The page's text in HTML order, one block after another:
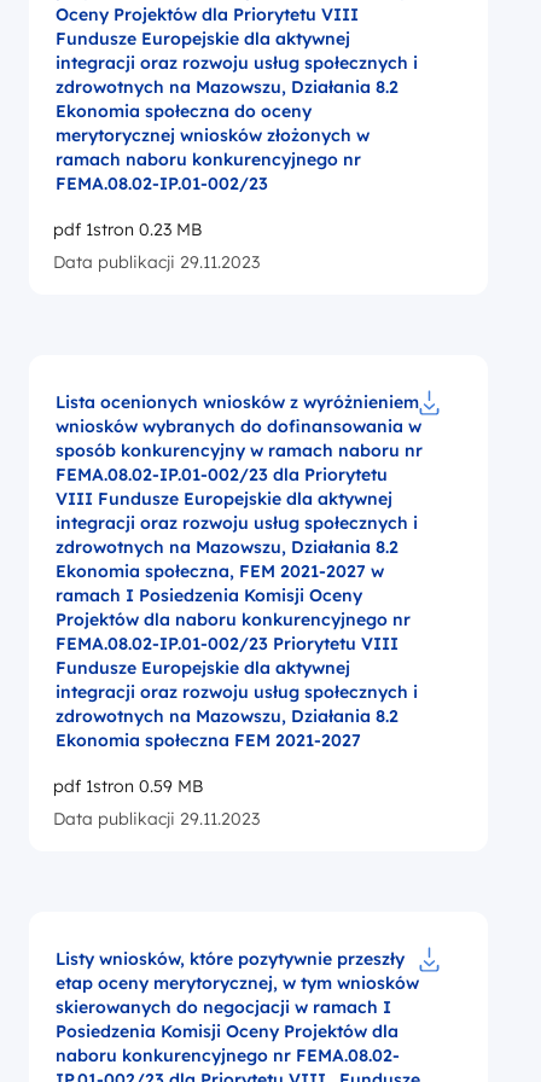
Oceny Projektów dla Priorytetu VIII
Fundusze Europejskie dla aktywnej
integracji oraz rozwoju usług społecznych i
zdrowotnych na Mazowszu, Działania 8.2
Ekonomia społeczna do oceny
merytorycznej wniosków złożonych w
ramach naboru konkurencyjnego nr
FEMA.08.02-IP.01-002/23
pdf 1stron 0.23 MB
Data publikacji 29.11.2023
Lista ocenionych wniosków z wyróżnieniem
wniosków wybranych do dofinansowania w
sposób konkurencyjny w ramach naboru nr
FEMA.08.02-IP.01-002/23 dla Priorytetu
VIII Fundusze Europejskie dla aktywnej
integracji oraz rozwoju usług społecznych i
zdrowotnych na Mazowszu, Działania 8.2
Ekonomia społeczna, FEM 2021-2027 w
ramach I Posiedzenia Komisji Oceny
Projektów dla naboru konkurencyjnego nr
FEMA.08.02-IP.01-002/23 Priorytetu VIII
Fundusze Europejskie dla aktywnej
integracji oraz rozwoju usług społecznych i
zdrowotnych na Mazowszu, Działania 8.2
Ekonomia społeczna FEM 2021-2027
Pobierz do
pdf 1stron 0.59 MB
Data publikacji 29.11.2023
Listy wniosków, które pozytywnie przeszły
etap oceny merytorycznej, w tym wniosków
skierowanych do negocjacji w ramach I
Posiedzenia Komisji Oceny Projektów dla
naboru konkurencyjnego nr FEMA.08.02-
Pobierz do